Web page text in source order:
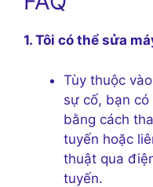
1. Tôi có thể sửa
Tùy thuộc
sự cố, bạn
bằng cách
tuyến hoặc
thuật qua
tuyến.